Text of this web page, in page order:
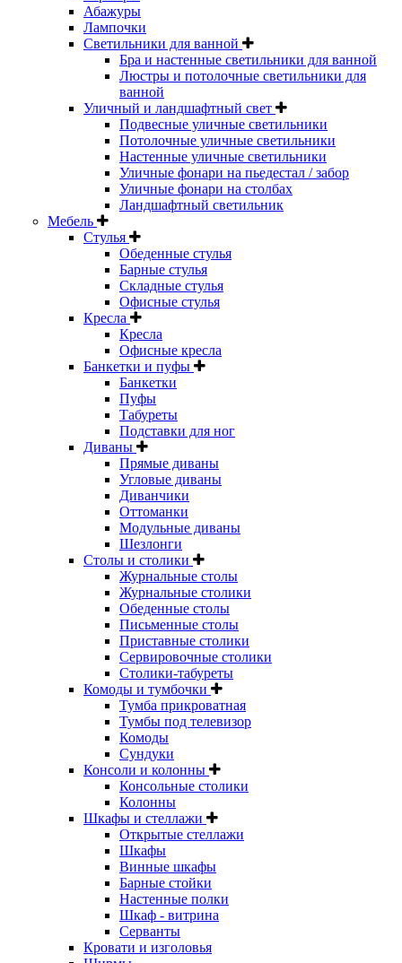
Абажуры
Лампочки
Светильники для ванной
Бра и настенные светильники для ванной
Люстры и потолочные светильники для
ванной
Уличный и ландшафтный свет
Подвесные уличные светильники
Потолочные уличные светильники
Настенные уличные светильники
Уличные фонари на пьедестал / забор
Уличные фонари на столбах
Ландшафтный светильник
Мебель
Стулья
Обеденные стулья
Барные стулья
Складные стулья
Офисные стулья
Кресла
Кресла
Офисные кресла
Банкетки и пуфы
Банкетки
Пуфы
Табуреты
Подставки для ног
Диваны
Прямые диваны
Угловые диваны
Диванчики
Оттоманки
Модульные диваны
Шезлонги
Столы и столики
Журнальные столы
Журнальные столики
Обеденные столы
Письменные столы
Приставные столики
Сервировочные столики
Столики-табуреты
Комоды и тумбочки
Тумба прикроватная
Тумбы под телевизор
Комоды
Сундуки
Консоли и колонны
Консольные столики
Колонны
Шкафы и стеллажи
Открытые стеллажи
Шкафы
Винные шкафы
Барные стойки
Настенные полки
Шкаф - витрина
Серванты
Кровати и изголовья